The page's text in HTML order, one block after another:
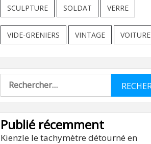
SCULPTURE SOLDAT VERRE
VIDE-GRENIERS VINTAGE VOITURE
Rechercher :
Publié récemment
Kienzle le tachymètre détourné en